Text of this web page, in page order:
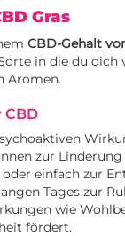
Gras
CBD-Gehalt
in die du
Aromen.
zur
einfach zur
Tages zur
wie
fördert.